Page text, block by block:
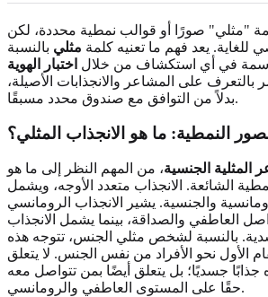
"مثلي" صورًا أو قوالب نمطية محددة، لكن
للغاية. يعد فهم ما تعنيه كلمة مثلي بالنسبة
في أي استكشاف من خلال اختبار الهوية
بالتعرف على المشاعر والانجذابات الأصيلة،
بدلاً من التوافق مع صندوق محدد مسبقًا.
النمطية: ما هو الانجذاب المثلي؟
المثلية الجنسية، من المهم النظر إلى ما هو
الشائعة. الانجذاب متعدد الأوجه، ويشمل
والجنسية. يشير الانجذاب الرومانسي
العاطفي والصداقة، بينما يشمل الانجذاب
بالنسبة لشخص مثلي الجنس، تتوجه هذه
الأول نحو الأفراد من نفس الجنس. لا يتعلق
جذابًا جسديًا؛ بل يتعلق أيضًا بمن تتواصل معه
حقًا على المستوى العاطفي والرومانسي.